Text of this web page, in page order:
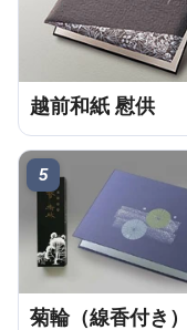
越前和紙 慰供
5
菊輪（線香付き）